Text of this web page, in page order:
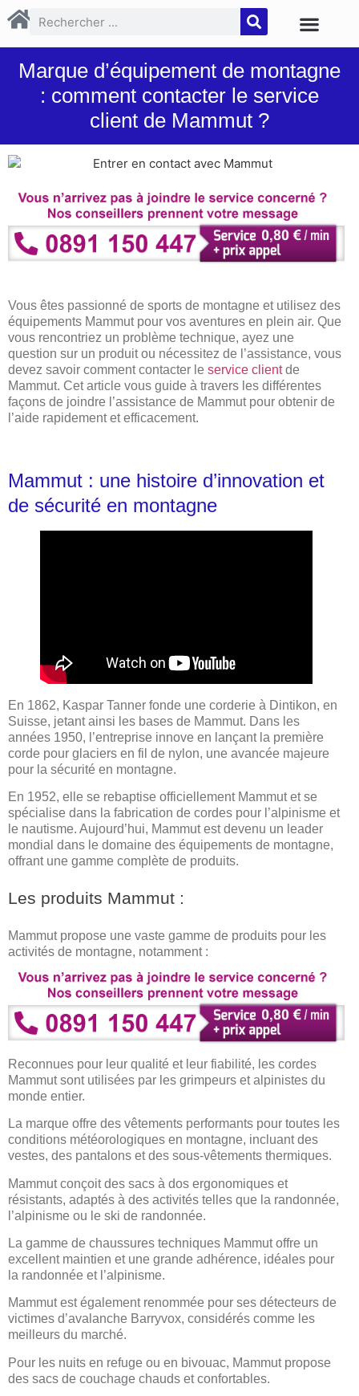
Marque d’équipement de montagne
: comment contacter le service
client de Mammut ?
Vous êtes passionné de sports de montagne et utilisez des
équipements Mammut pour vos aventures en plein air. Que
vous rencontriez un problème technique, ayez une
question sur un produit ou nécessitez de l’assistance, vous
devez savoir comment contacter le service clientde
Mammut. Cet article vous guide à travers les différentes
façons de joindre l’assistance de Mammut pour obtenir de
l’aide rapidement et efficacement.
Mammut : une histoire d’innovation et
de sécurité en montagne
En 1862, Kaspar Tanner fonde une corderie à Dintikon, en
Suisse, jetant ainsi les bases de Mammut. Dans les
années 1950, l’entreprise innove en lançant la première
corde pour glaciers en fil de nylon, une avancée majeure
pour la sécurité en montagne.
En 1952, elle se rebaptise officiellement Mammut et se
spécialise dans la fabrication de cordes pour l’alpinisme et
le nautisme. Aujourd’hui, Mammut est devenu un leader
mondial dans le domaine des équipements de montagne,
offrant une gamme complète de produits.
Les produits Mammut :
Mammut propose une vaste gamme de produits pour les
activités de montagne, notamment :
Reconnues pour leur qualité et leur fiabilité, les cordes
Mammut sont utilisées par les grimpeurs et alpinistes du
monde entier.
La marque offre des vêtements performants pour toutes les
conditions météorologiques en montagne, incluant des
vestes, des pantalons et des sous-vêtements thermiques.
Mammut conçoit des sacs à dos ergonomiques et
résistants, adaptés à des activités telles que la randonnée,
l’alpinisme ou le ski de randonnée.
La gamme de chaussures techniques Mammut offre un
excellent maintien et une grande adhérence, idéales pour
la randonnée et l’alpinisme.
Mammut est également renommée pour ses détecteurs de
victimes d’avalanche Barryvox, considérés comme les
meilleurs du marché.
Pour les nuits en refuge ou en bivouac, Mammut propose
des sacs de couchage chauds et confortables.